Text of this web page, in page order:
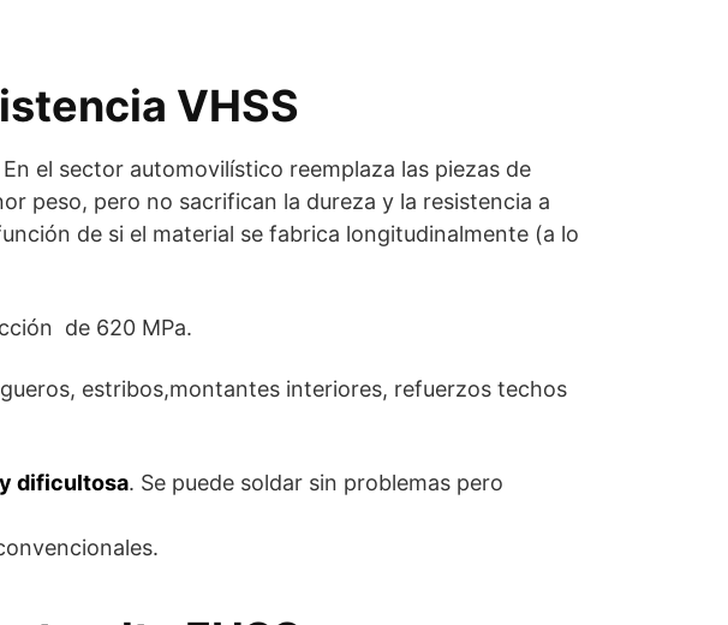
VHSS
En el sector automovilístico reemplaza las piezas de
peso, pero no sacrifican la dureza y la resistencia a
de si el material se fabrica longitudinalmente (a lo
de 620 MPa.
estribos,montantes interiores, refuerzos techos
dificultosa. Se puede soldar sin problemas pero